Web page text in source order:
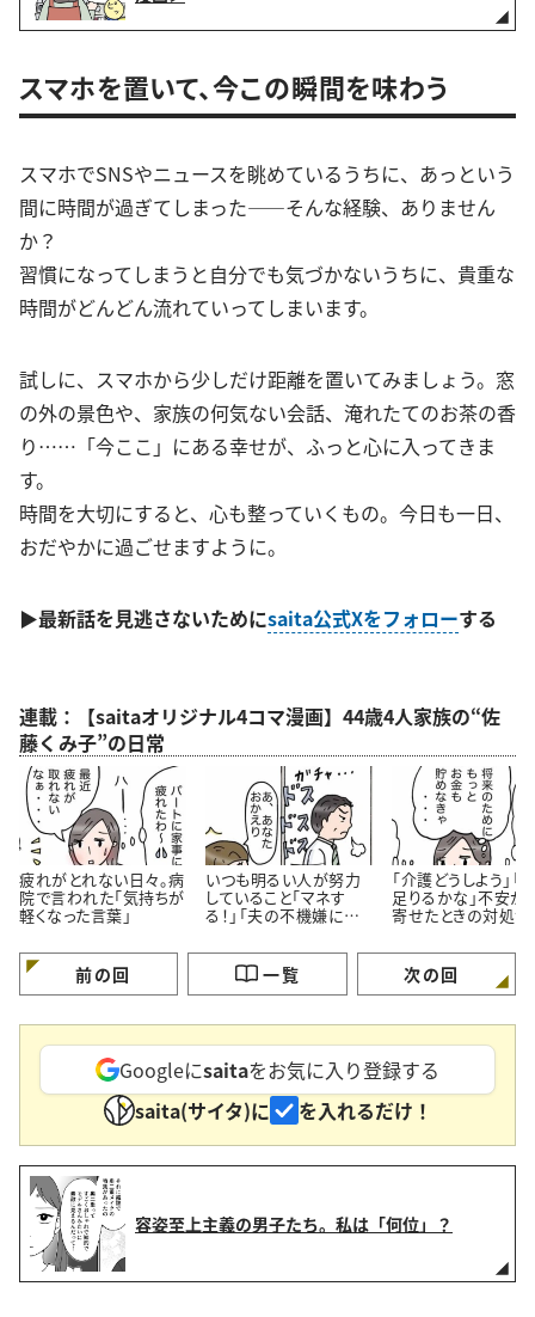
スマホを置いて、今この瞬間を味わう
スマホでSNSやニュースを眺めているうちに、あっという
間に時間が過ぎてしまった——そんな経験、ありません
か？
習慣になってしまうと自分でも気づかないうちに、貴重な
時間がどんどん流れていってしまいます。
試しに、スマホから少しだけ距離を置いてみましょう。窓
の外の景色や、家族の何気ない会話、淹れたてのお茶の香
り……「今ここ」にある幸せが、ふっと心に入ってきま
す。
時間を大切にすると、心も整っていくもの。今日も一日、
おだやかに過ごせますように。
▶最新話を見逃さないためにsaita公式Xをフォローする
連載：【saitaオリジナル4コマ漫画】44歳4人家族の“佐
藤くみ子”の日常
疲れがとれない日々。病
院で言われた「気持ちが
軽くなった言葉」
いつも明るい人が努力
していること「マネす
る！」「夫の不機嫌に振
漫画＞
「介護どうしよう」「
足りるかな」不安が
寄せたときの対処
前の回 一覧 次の回
Googleにsaitaをお気に入り登録する
saita(サイタ)に
を入れるだけ！
容姿至上主義の男子たち。私は「何位」？